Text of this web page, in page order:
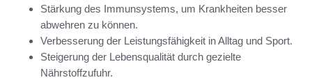
Stärkung des Immunsystems, um Krankheiten besser
abwehren zu können.
Verbesserung der Leistungsfähigkeit in Alltag und Sport.
Steigerung der Lebensqualität durch gezielte
Nährstoffzufuhr.